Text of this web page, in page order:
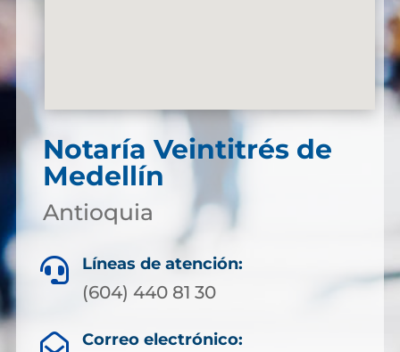
Notaría Veintitrés de
Medellín
Antioquia
 Líneas de atención:
(604) 440 81 30
 Correo electrónico: